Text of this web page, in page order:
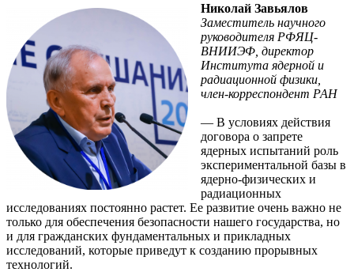
Николай Завьялов
Заместитель научного
руководителя РФЯЦ-
ВНИИЭФ, директор
Института ядерной и
радиационной физики,
член-корреспондент РАН
— В условиях действия
договора о запрете
ядерных испытаний роль
экспериментальной базы в
ядерно-физических и
радиационных
исследованиях постоянно растет. Ее развитие очень важно не
только для обеспечения безопасности нашего государства, но
и для гражданских фундаментальных и прикладных
исследований, которые приведут к созданию прорывных
технологий.